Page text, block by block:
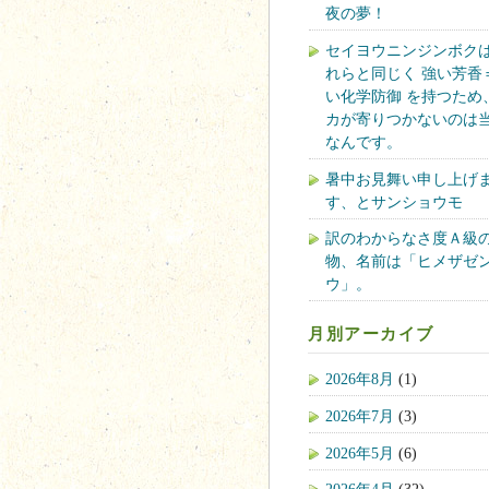
夜の夢！
セイヨウニンジンボク
れらと同じく 強い芳香
い化学防御 を持つため
カが寄りつかないのは
なんです。
暑中お見舞い申し上げま
す、とサンショウモ
訳のわからなさ度Ａ級
物、名前は「ヒメザゼ
ウ」。
月別アーカイブ
2026年8月 (1)
2026年7月 (3)
2026年5月 (6)